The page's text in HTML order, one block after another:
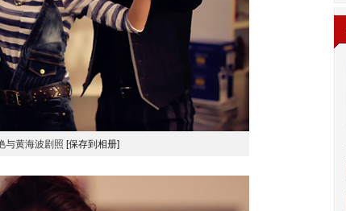
与黄海波剧照 [保存到相册]